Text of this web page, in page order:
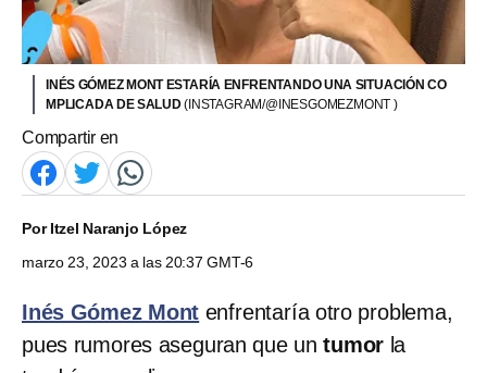
INÉS GÓMEZ MONT ESTARÍA ENFRENTANDO UNA SITUACIÓN CO
MPLICADA DE SALUD(INSTAGRAM/@INESGOMEZMONT )
Compartir en
PorItzel Naranjo López
marzo 23, 2023 a las 20:37 GMT-6
Inés Gómez Mont enfrentaría otro problema,
pues rumores aseguran que untumor la